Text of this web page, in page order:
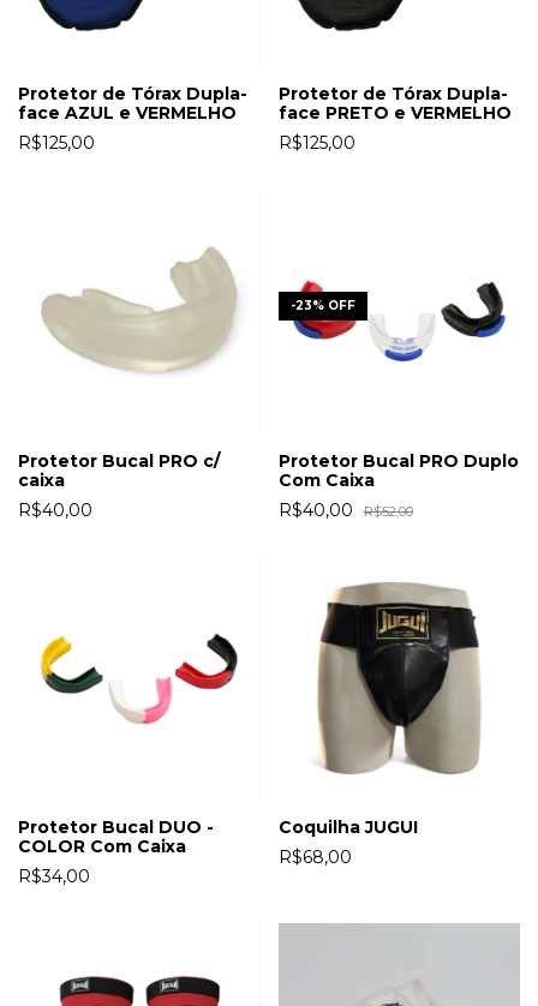
Protetor de Tórax Dupla-
face AZUL e VERMELHO
R$125,00
Protetor de Tórax Dupla-
face PRETO e VERMELHO
R$125,00
Protetor Bucal PRO c/
caixa
R$40,00
-23% OFF
Protetor Bucal PRO Duplo
Com Caixa
R$40,00
R$52,00
Protetor Bucal DUO -
COLOR Com Caixa
R$34,00
Coquilha JUGUI
R$68,00